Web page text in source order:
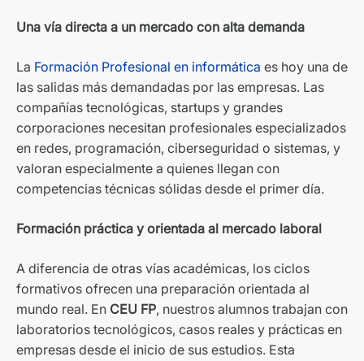
Una vía directa a un mercado con alta demanda
La Formación Profesional en informática es hoy una de
las salidas más demandadas por las empresas. Las
compañías tecnológicas, startups y grandes
corporaciones necesitan profesionales especializados
en redes, programación, ciberseguridad o sistemas, y
valoran especialmente a quienes llegan con
competencias técnicas sólidas desde el primer día.
Formación práctica y orientada al mercado laboral
A diferencia de otras vías académicas, los ciclos
formativos ofrecen una preparación orientada al
mundo real. En CEU FP, nuestros alumnos trabajan con
laboratorios tecnológicos, casos reales y prácticas en
empresas desde el inicio de sus estudios. Esta